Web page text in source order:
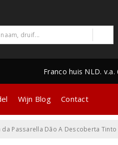
Franco huis NLD. v.a.
Wijn Blog Contact
da Passarella Dão A Descoberta Tinto